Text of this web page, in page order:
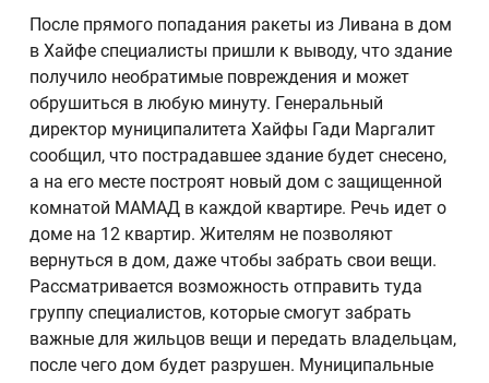
После прямого попадания ракеты из Ливана в дом
в Хайфе специалисты пришли к выводу, что здание
получило необратимые повреждения и может
обрушиться в любую минуту. Генеральный
директор муниципалитета Хайфы Гади Маргалит
сообщил, что пострадавшее здание будет снесено,
а на его месте построят новый дом с защищенной
комнатой МАМАД в каждой квартире. Речь идет о
доме на 12 квартир. Жителям не позволяют
вернуться в дом, даже чтобы забрать свои вещи.
Рассматривается возможность отправить туда
группу специалистов, которые смогут забрать
важные для жильцов вещи и передать владельцам,
после чего дом будет разрушен. Муниципальные